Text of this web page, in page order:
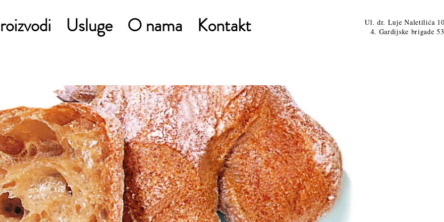
Usluge O nama Kontakt
Ul. dr. Luje Naletilića
4. Gardijske brigade